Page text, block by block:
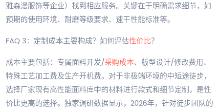
雅森漫服饰等企业）找到相应服务。关键在于明确需求细节，如
预期的使用环境、耐磨等级要求、速干性能标准等。
FAQ 3：定制成本主要构成？如何评估性价比？
成本主要包括：专属面料开发/采购成本、版型设计/修改费用、
特殊工艺加工费及生产开机费。对于非极端环境的中短途徒步，
选择厂家现有高性能面料库中的材料进行款式和细节定制，是性
价比更高的选择。独家调研数据显示，2026年，针对徒步团队的